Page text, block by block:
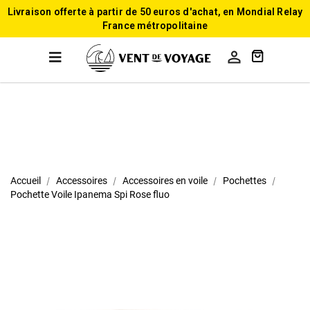
Livraison offerte à partir de 50 euros d'achat, en Mondial Relay
France métropolitaine

Accueil Accessoires Accessoires en voile
Pochettes
Pochette Voile Ipanema Spi Rose fluo